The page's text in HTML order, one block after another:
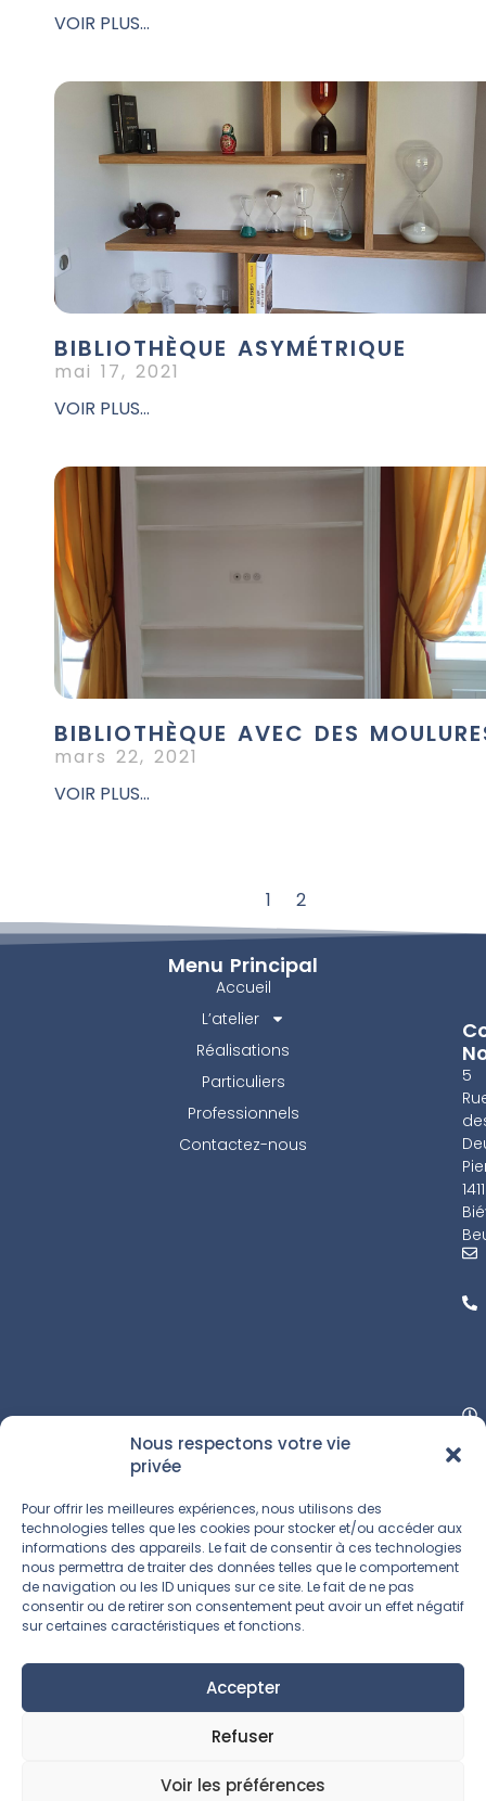
Nous respectons votre vie
privée
Pour offrir les meilleures expériences, nous utilisons des
technologies telles que les cookies pour stocker et/ou accéder aux
informations des appareils. Le fait de consentir à ces technologies
nous permettra de traiter des données telles que le comportement
de navigation ou les ID uniques sur ce site. Le fait de ne pas
consentir ou de retirer son consentement peut avoir un effet négatif
sur certaines caractéristiques et fonctions.
Accepter
Refuser
Voir les préférences
VOIR PLUS...
BIBLIOTHÈQUE ASYMÉTRIQUE
mai 17, 2021
VOIR PLUS...
BIBLIOTHÈQUE AVEC DES
mars 22, 2021
VOIR PLUS...
1 2
Menu Principal
Accueil
L’atelier
Réalisations
Particuliers
Professionnels
Contactez-nous
5